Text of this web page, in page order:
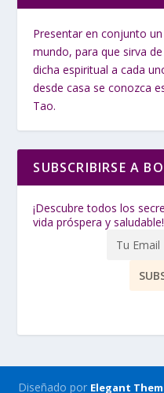
Presentar en conjunto
mundo, para que sirva
dicha espiritual a cada
desde casa se conozca
Tao.
SUBSCRIBIRSE A
¡Descubre todos los
vida próspera y saludable!
Diseñado por Elegant